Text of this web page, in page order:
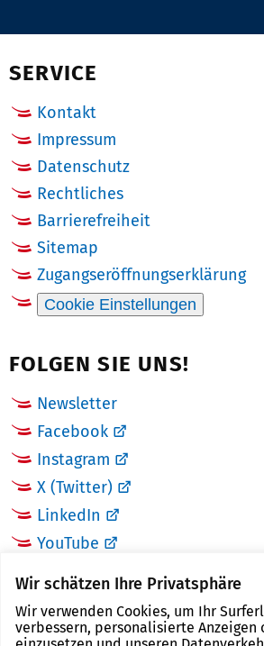
Wir schätzen Ihre Privatsphäre
Wir verwenden Cookies, um Ihr
verbessern, personalisierte Anzeigen
SERVICE
Kontakt
Impressum
Datenschutz
Rechtliches
Barrierefreiheit
Sitemap
Zugangseröffnungserklärung
Cookie Einstellungen
FOLGEN SIE UNS!
Newsletter
Facebook
Instagram
X (Twitter)
LinkedIn
YouTube
LINKS
Landkreis Zwickau